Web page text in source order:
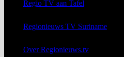
Regio TV aan Tafel
Regionieuws TV Suriname
Over Regionieuws.tv